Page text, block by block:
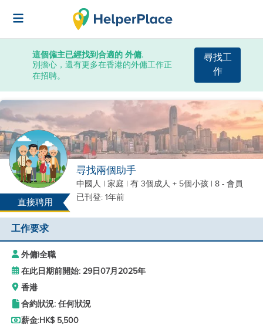
這個僱主已經找到合適的 外傭.
別擔心，還有更多在香港的外傭工作正
在招聘。
尋找工
作
直接聘用
尋找兩個助手
中國人 | 家庭 | 有 3個成人 + 5個小孩 | 8 - 會員
已刊登: 1年前
工作要求
外傭|全職
在此日期前開始: 29日07月2025年
香港
合約狀況: 任何狀況
薪金:HK$ 5,500